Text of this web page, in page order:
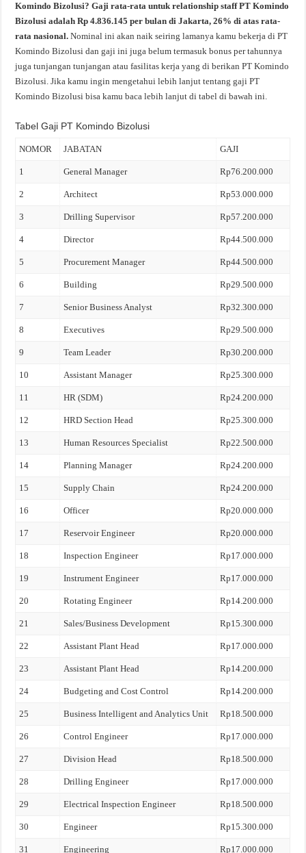
Komindo Bizolusi? Gaji rata-rata untuk relationship staff PT Komindo
Bizolusi adalah Rp 4.836.145 per bulan di Jakarta, 26% di atas rata-
rata nasional.Nominal ini akan naik seiring lamanya kamu bekerja di PT
Komindo Bizolusi dan gaji ini juga belum termasuk bonus per tahunnya
juga tunjangan tunjangan atau fasilitas kerja yang di berikan PT Komindo
Bizolusi. Jika kamu ingin mengetahui lebih lanjut tentang gaji PT
Komindo Bizolusi bisa kamu baca lebih lanjut di tabel di bawah ini.
Tabel Gaji PT Komindo Bizolusi
NOMOR JABATAN GAJI
1 General Manager Rp76.200.000
2 Architect Rp53.000.000
3 Drilling Supervisor Rp57.200.000
4 Director Rp44.500.000
5 Procurement Manager Rp44.500.000
6 Building Rp29.500.000
7 Senior Business Analyst Rp32.300.000
8 Executives Rp29.500.000
9 Team Leader Rp30.200.000
10 Assistant Manager Rp25.300.000
11 HR (SDM) Rp24.200.000
12 HRD Section Head Rp25.300.000
13 Human Resources Specialist Rp22.500.000
14 Planning Manager Rp24.200.000
15 Supply Chain Rp24.200.000
16 Officer Rp20.000.000
17 Reservoir Engineer Rp20.000.000
18 Inspection Engineer Rp17.000.000
19 Instrument Engineer Rp17.000.000
20 Rotating Engineer Rp14.200.000
21 Sales/Business Development Rp15.300.000
22 Assistant Plant Head Rp17.000.000
23 Assistant Plant Head Rp14.200.000
24 Budgeting and Cost Control Rp14.200.000
25 Business Intelligent and Analytics Unit Rp18.500.000
26 Control Engineer Rp17.000.000
27 Division Head Rp18.500.000
28 Drilling Engineer Rp17.000.000
29 Electrical Inspection Engineer Rp18.500.000
30 Engineer Rp15.300.000
31 Engineering Rp17.000.000